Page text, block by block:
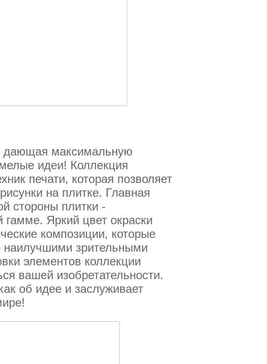
дающая максимальную
идеи! Коллекция
печати, которая позволяет
на плитке. Главная
стороны плитки -
Яркий цвет окраски
композиции, которые
наилучшими зрительными
элементов коллекции
вашей изобретательности.
об идее и заслуживает